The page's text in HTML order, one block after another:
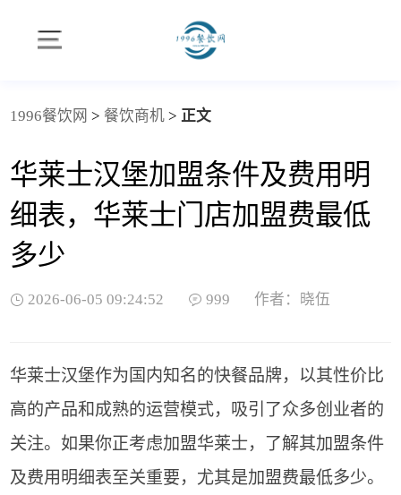
1996餐饮网 > 餐饮商机> 正文
华莱士汉堡加盟条件及费用明
细表，华莱士门店加盟费最低
多少
2026-06-05 09:24:52 999 作者：晓伍
华莱士汉堡作为国内知名的快餐品牌，以其性价比
高的产品和成熟的运营模式，吸引了众多创业者的
关注。如果你正考虑加盟华莱士，了解其加盟条件
及费用明细表至关重要，尤其是加盟费最低多少。